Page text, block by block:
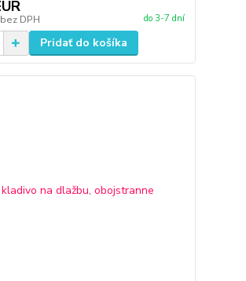
bez DPH do 3-7 dní
Pridať do košíka